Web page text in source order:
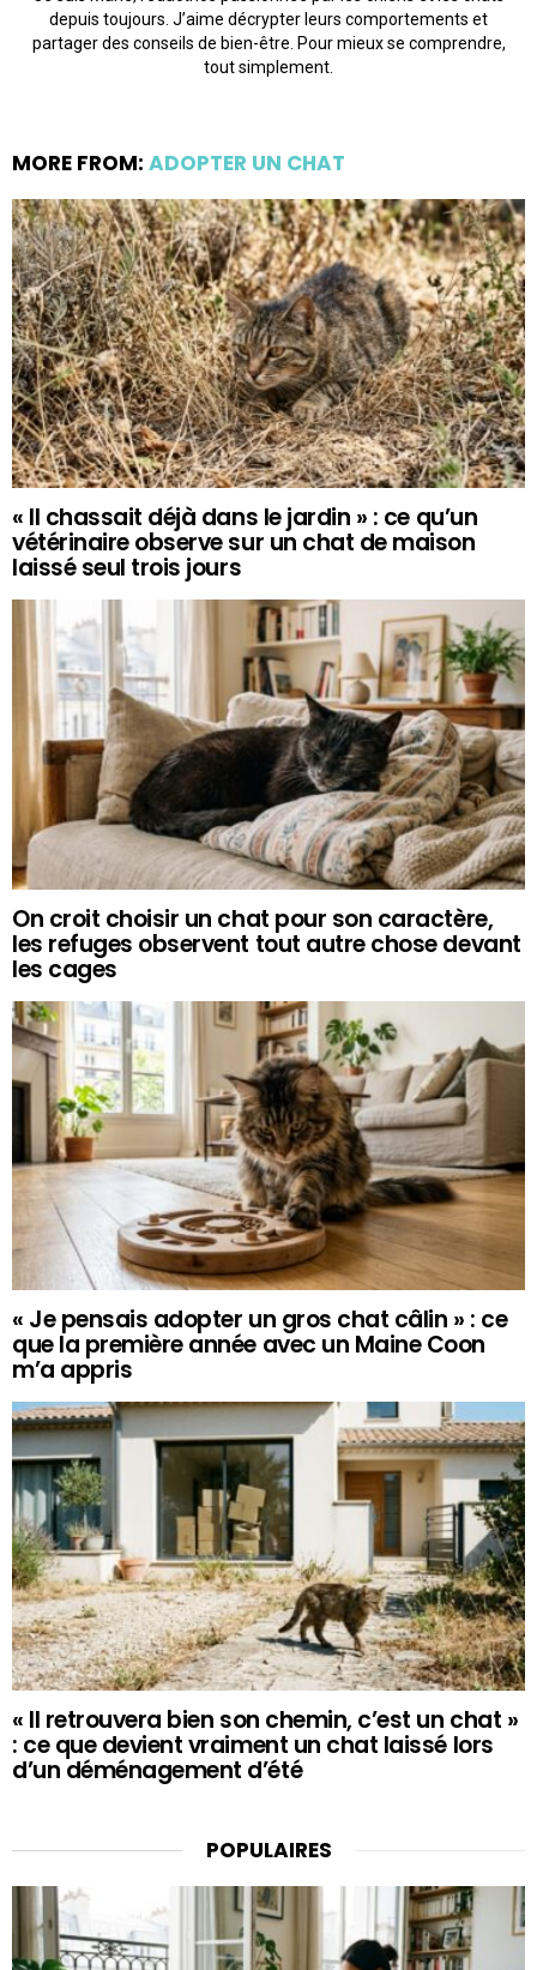
depuis toujours. J’aime décrypter leurs comportements et
partager des conseils de bien-être. Pour mieux se comprendre,
tout simplement.
MORE FROM: ADOPTER UN CHAT
« Il chassait déjà dans le jardin » : ce qu’un
vétérinaire observe sur un chat de maison
laissé seul trois jours
On croit choisir un chat pour son caractère,
les refuges observent tout autre chose devant
les cages
« Je pensais adopter un gros chat câlin » : ce
que la première année avec un Maine Coon
m’a appris
« Il retrouvera bien son chemin, c’est un chat »
: ce que devient vraiment un chat laissé lors
d’un déménagement d’été
POPULAIRES